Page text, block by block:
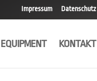
Impressum Datenschutz
EQUIPMENT KONTAKT